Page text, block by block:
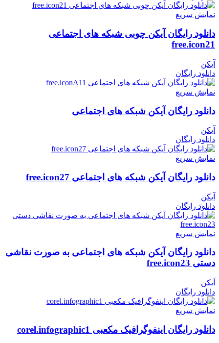
نمایش سریع
دانلود رایگان آیکن چوبی شبکه های اجتماعی
free.icon21
آیکن
دانلود رایگان
نمایش سریع
دانلود رایگان آیکن شبکه های اجتماعی
آیکن
دانلود رایگان
نمایش سریع
دانلود رایگان آیکن شبکه های اجتماعی free.icon27
آیکن
دانلود رایگان
نمایش سریع
دانلود رایگان آیکن شبکه های اجتماعی به صورت نقاشی
دستی free.icon23
آیکن
دانلود رایگان
نمایش سریع
دانلود رایگان اینفوگرافیک مکعبی corel.infographic1